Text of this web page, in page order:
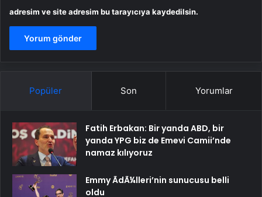
adresim ve site adresim bu tarayıcıya kaydedilsin.
Popüler Son Yorumlar
Fatih Erbakan: Bir yanda ABD, bir
yanda YPG biz de Emevi Camii’nde
namaz kılıyoruz
Emmy ÃdÃ¼lleri’nin sunucusu belli
oldu